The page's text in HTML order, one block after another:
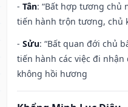
- Tân: “Bất hợp tương chủ
tiến hành trộn tương, chủ
- Sửu: “Bất quan đới chủ
tiến hành các việc đi
không hồi hương